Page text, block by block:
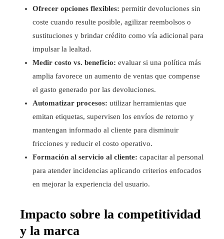
Ofrecer opciones flexibles: permitir devoluciones sin
coste cuando resulte posible, agilizar reembolsos o
sustituciones y brindar crédito como vía adicional para
impulsar la lealtad.
Medir costo vs. beneficio: evaluar si una política más
amplia favorece un aumento de ventas que compense
el gasto generado por las devoluciones.
Automatizar procesos: utilizar herramientas que
emitan etiquetas, supervisen los envíos de retorno y
mantengan informado al cliente para disminuir
fricciones y reducir el costo operativo.
Formación al servicio al cliente: capacitar al personal
para atender incidencias aplicando criterios enfocados
en mejorar la experiencia del usuario.
Impacto sobre la competitividad
y la marca